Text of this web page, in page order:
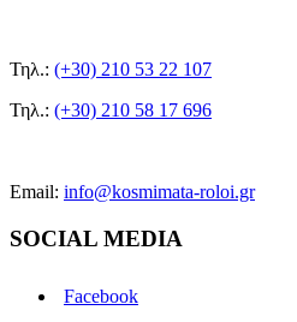
Τηλ.: (+30) 210 53 22 107
Τηλ.: (+30) 210 58 17 696
Email: info@kosmimata-roloi.gr
SOCIAL MEDIA
Facebook